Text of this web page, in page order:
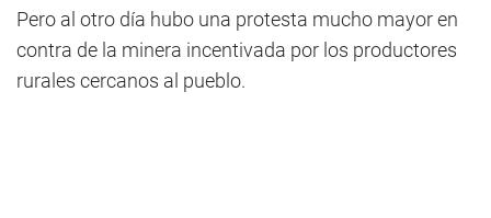
Pero al otro día hubo una protesta mucho mayor en
contra de la minera incentivada por los productores
rurales cercanos al pueblo.